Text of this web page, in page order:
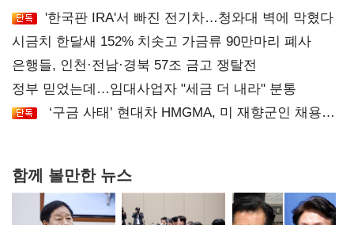
'한국판 IRA'서 빠진 전기차…청와대 벽에 막혔다
시금치 한달새 152% 치솟고 가금류 90만마리 폐사
은행들, 인천·전남·경북 57조 금고 쟁탈전
정부 믿었는데…임대사업자 "세금 더 내라" 분통
‘구금 사태’ 현대차 HMGMA, 미 재향군인 채용
함께 볼만한 뉴스